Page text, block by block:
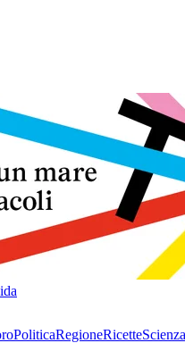
PoliticaRegioneRicette